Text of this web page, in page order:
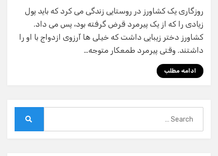
روزگاری یک کشاورز در روستایی زندگی می کرد که باید پول
زیادی را که از یک پیرمرد قرض گرفته بود، پس می داد.
کشاورز دختر زیبایی داشت که خیلی ها آرزوی ازدواج با او را
داشتند. وقتی پیرمرد طمعکار متوجه…
ادامه مطلب